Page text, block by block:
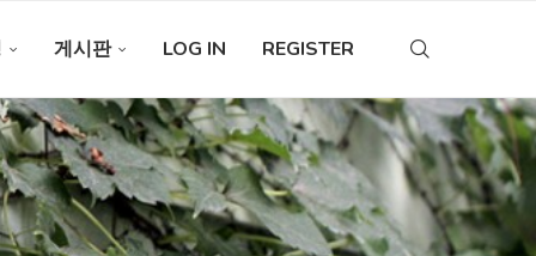
게시판 LOG IN REGISTER